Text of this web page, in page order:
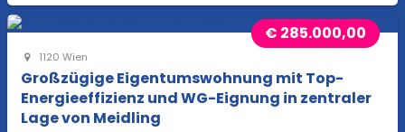
€ 285.000,00
1120 Wien
Großzügige Eigentumswohnung mit Top-
Energieeffizienz und WG-Eignung in zentraler
Lage von Meidling